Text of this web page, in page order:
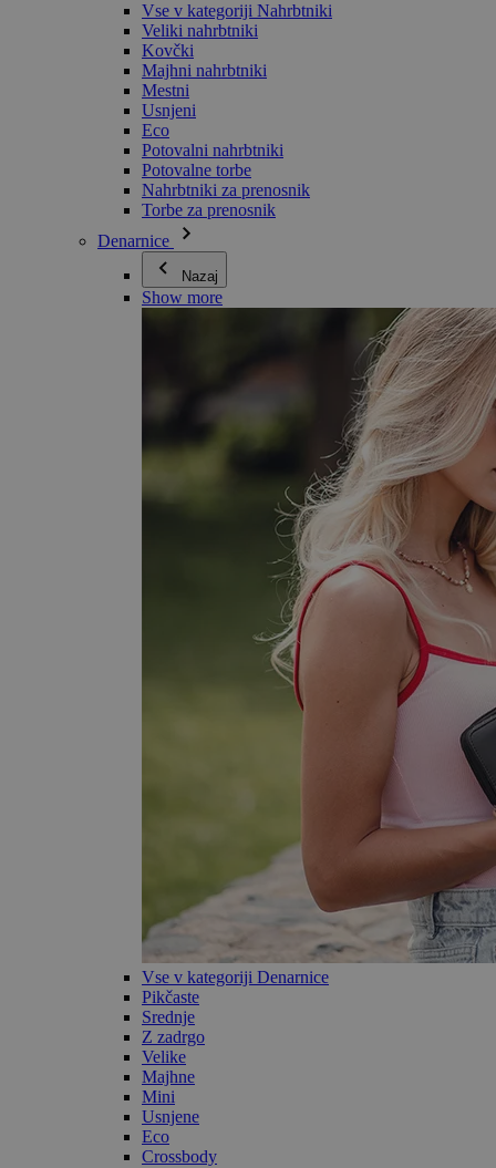
Vse v kategoriji Nahrbtniki
Veliki nahrbtniki
Kovčki
Majhni nahrbtniki
Mestni
Usnjeni
Eco
Potovalni nahrbtniki
Potovalne torbe
Nahrbtniki za prenosnik
Torbe za prenosnik
Denarnice
Nazaj
Show more
Vse v kategoriji Denarnice
Pikčaste
Srednje
Z zadrgo
Velike
Majhne
Mini
Usnjene
Eco
Crossbody